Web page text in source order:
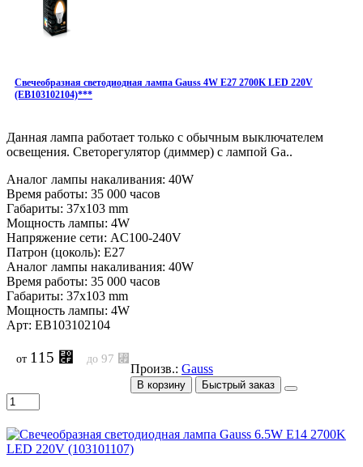
Свечеобразная светодиодная лампа Gauss 4W E27 2700K LED 220V
(EB103102104)***
Данная лампа работает только с обычным выключателем
освещения. Светорегулятор (диммер) с лампой Ga..
Аналог лампы накаливания: 40W
Время работы: 35 000 часов
Габариты: 37x103 mm
Мощность лампы: 4W
Напряжение сети: AC100-240V
Патрон (цоколь): E27
Аналог лампы накаливания: 40W
Время работы: 35 000 часов
Габариты: 37x103 mm
Мощность лампы: 4W
Арт: EB103102104
от 115 ⃏ до 97 ⃏
Произв.: Gauss
В корзину Быстрый заказ